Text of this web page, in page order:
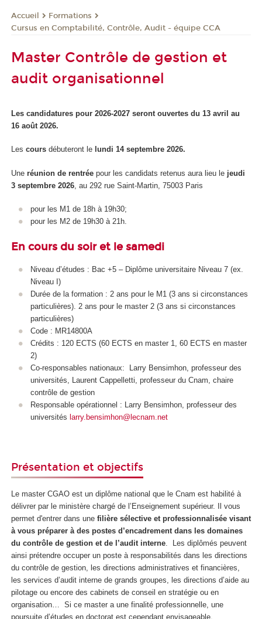
Accueil
Formations
Cursus en Comptabilité, Contrôle, Audit - équipe CCA
Master Contrôle de gestion et
audit organisationnel
Les candidatures pour 2026-2027 seront ouvertes du 13 avril au
16 août 2026.
Les cours débuteront le lundi 14 septembre 2026.
Une réunion de rentrée pour les candidats retenus aura lieu le jeudi
3 septembre 2026 , au 292 rue Saint-Martin, 75003 Paris
pour les M1 de 18h à 19h30;
pour les M2 de 19h30 à 21h.
En cours du soir et le samedi
Niveau d’études : Bac +5 – Diplôme universitaire Niveau 7 (ex.
Niveau I)
Durée de la formation : 2 ans pour le M1 (3 ans si circonstances
particulières). 2 ans pour le master 2 (3 ans si circonstances
particulières)
Code : MR14800A
Crédits : 120 ECTS (60 ECTS en master 1, 60 ECTS en master
2)
Co-responsables nationaux: Larry Bensimhon, professeur des
universités, Laurent Cappelletti, professeur du Cnam, chaire
contrôle de gestion
Responsable opérationnel : Larry Bensimhon, professeur des
universités larry.bensimhon@lecnam.net
Présentation et objectifs
Le master CGAO est un diplôme national que le Cnam est habilité à
délivrer par le ministère chargé de l’Enseignement supérieur. Il vous
permet d'entrer dans une filière sélective et professionnalisée visant
à vous préparer à des postes d’encadrement dans les domaines
du contrôle de gestion et de l’audit interne. Les diplômés peuvent
ainsi prétendre occuper un poste à responsabilités dans les directions
du contrôle de gestion, les directions administratives et financières,
les services d’audit interne de grands groupes, les directions d’aide au
pilotage ou encore des cabinets de conseil en stratégie ou en
organisation… Si ce master a une finalité professionnelle, une
poursuite d’études en doctorat est cependant envisageable.